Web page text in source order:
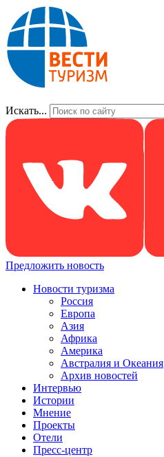
Искать...
Предложить новость
Новости туризма
Россия
Европа
Азия
Африка
Америка
Австралия и Океания
Архив новостей
Интервью
Истории
Мнение
Проекты
Отели
Пресс-центр